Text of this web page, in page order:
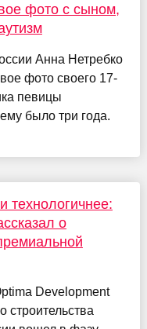
фото с сыном,
Анна Нетребко
фото своего 17-
певицы
было три года.
технологичнее:
о
Development
строительства